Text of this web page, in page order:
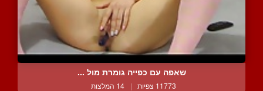
שאפה עם כפייה גומרת מול ...
11773 צפיות | 14 המלצות